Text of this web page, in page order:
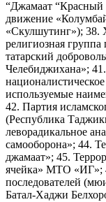
“Джамаат “Красный
движение
«Скулшутинг»); 38.
религиозная
татарский
Челебиджихана»;
используемые
42. Партия
(Республика
леворадикальное
самооборона»; 44.
джамаат»; 45.
ячейка» МТО «ИГ»;
последователей
Батал-Хаджи